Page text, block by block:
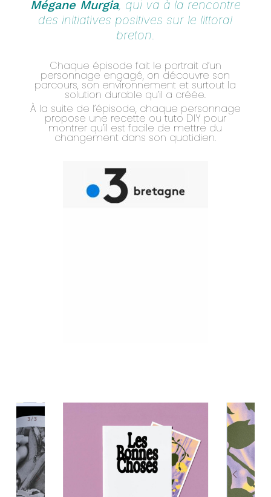
Mégane Murgia, qui va à la rencontre
des initiatives positives sur le littoral
breton.
Chaque épisode fait le portrait d’un
personnage engagé, on découvre son
parcours, son environnement et surtout la
solution durable qu’il a créée.
À la suite de l’épisode, chaque personnage
propose une recette ou tuto DIY pour
montrer qu’il est facile de mettre du
changement dans son quotidien.